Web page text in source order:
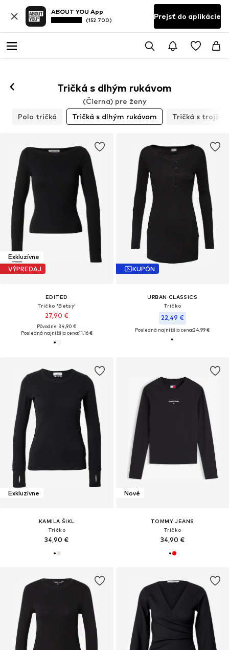
ABOUT YOU App
(152 700) Prejsť do aplikácie
Tričká s dlhým rukávom
(Čierna) pre ženy
Polo tričká Tričká s dlhým rukávom Tričká s
Exkluzívne
VÝPREDAJ
EDITED
Tričko 'Betsy'
27,90 €
Pôvodne: 34,90 €
Posledná najnižšia cena:11,16 €
KUPÓN
URBAN CLASSICS
Tričko
22,49 €
Posledná najnižšia cena:24,99 €
Exkluzívne
KAMILA ŠIKL
Tričko
34,90 €
Nové
TOMMY JEANS
Tričko
34,90 €